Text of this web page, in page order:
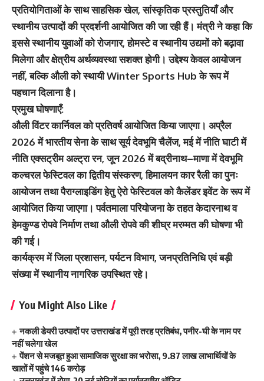
प्रतियोगिताओं के साथ साहसिक खेल, सांस्कृतिक प्रस्तुतियाँ और
स्थानीय उत्पादों की प्रदर्शनी आयोजित की जा रही हैं। मंत्री ने कहा कि
इससे स्थानीय युवाओं को रोजगार, होमस्टे व स्थानीय उद्यमों को बढ़ावा
मिलेगा और क्षेत्रीय अर्थव्यवस्था सशक्त होगी। उद्देश्य केवल आयोजन
नहीं, बल्कि औली को स्थायी Winter Sports Hub के रूप में
पहचान दिलाना है।
प्रमुख घोषणाएँ:
औली विंटर कार्निवल को प्रतिवर्ष आयोजित किया जाएगा। अप्रैल
2026 में भारतीय सेना के साथ सूर्य देवभूमि चैलेंज, मई में नीति घाटी में
नीति एक्सट्रीम अल्ट्रा रन, जून 2026 में बद्रीनाथ–माणा में देवभूमि
कल्चरल फेस्टिवल का द्वितीय संस्करण, हिमालयन कार रैली का पुनः
आयोजन तथा पैराग्लाइडिंग हेतु ऐरो फेस्टिवल को कैलेंडर इवेंट के रूप में
आयोजित किया जाएगा। पर्वतमाला परियोजना के तहत केदारनाथ व
हेमकुण्ड रोपवे निर्माण तथा औली रोपवे की शीघ्र मरम्मत की घोषणा भी
की गई।
कार्यक्रम में जिला प्रशासन, पर्यटन विभाग, जनप्रतिनिधि एवं बड़ी
संख्या में स्थानीय नागरिक उपस्थित रहे।
You Might Also Like
नकली डेयरी उत्पादों पर उत्तराखंड में पूरी तरह प्रतिबंध, पनीर-घी के नाम पर
नहीं चलेगा खेल
पेंशन से मजबूत हुआ सामाजिक सुरक्षा का भरोसा, 9.87 लाख लाभार्थियों के
खातों में पहुंचे 146 करोड़